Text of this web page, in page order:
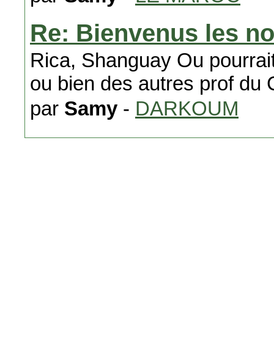
Re: Bienvenus les
Rica, Shanguay Ou
ou bien des autres prof du
par Samy - DARKOUM